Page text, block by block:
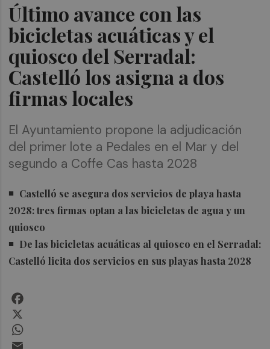
Último avance con las
bicicletas acuáticas y el
quiosco del Serradal:
Castelló los asigna a dos
firmas locales
El Ayuntamiento propone la adjudicación
del primer lote a Pedales en el Mar y del
segundo a Coffe Cas hasta 2028
Castelló se asegura dos servicios de playa hasta
2028: tres firmas optan a las bicicletas de agua y un
quiosco
De las bicicletas acuáticas al quiosco en el Serradal:
Castelló licita dos servicios en sus playas hasta 2028